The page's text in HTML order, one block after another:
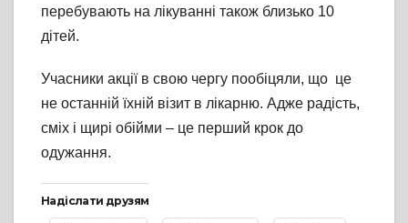
перебувають на лікуванні також близько 10
дітей.
Учасники акції в свою чергу пообіцяли, що це
не останній їхній візит в лікарню. Адже радість,
сміх і щирі обійми – це перший крок до
одужання.
Надіслати друзям